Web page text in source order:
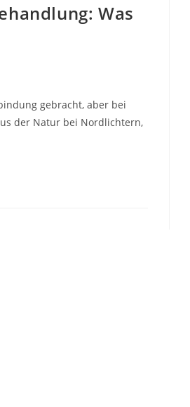
Was
gebracht, aber bei
der Natur bei Nordlichtern,